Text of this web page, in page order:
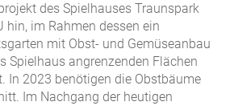
des Spielhauses Traunspark
hin, im Rahmen dessen ein
mit Obst- und Gemüseanbau
Spielhaus angrenzenden Flächen
In 2023 benötigen die Obstbäume
Im Nachgang der heutigen